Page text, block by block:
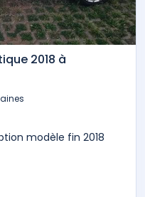
2018 à
modèle fin 2018